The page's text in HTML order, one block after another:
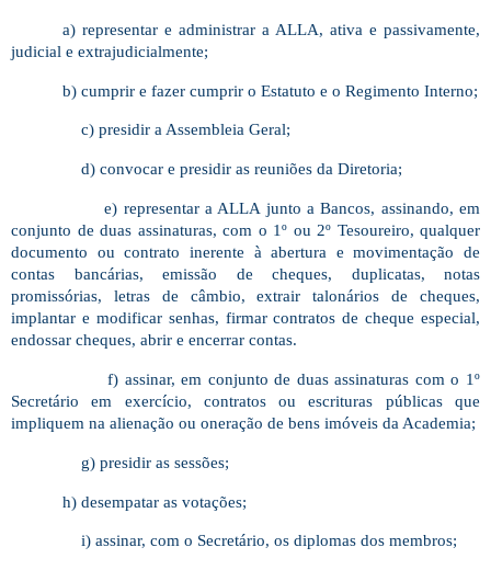
a) representar e administrar a ALLA, ativa e passivamente,
judicial e extrajudicialmente;
b) cumprir e fazer cumprir o Estatuto e o Regimento Interno;
c) presidir a Assembleia Geral;
d) convocar e presidir as reuniões da Diretoria;
e) representar a ALLA junto a Bancos, assinando, em
conjunto de duas assinaturas, com o 1º ou 2º Tesoureiro, qualquer
documento ou contrato inerente à abertura e movimentação de
contas bancárias, emissão de cheques, duplicatas, notas
promissórias, letras de câmbio, extrair talonários de cheques,
implantar e modificar senhas, firmar contratos de cheque especial,
endossar cheques, abrir e encerrar contas.
f) assinar, em conjunto de duas assinaturas com o 1º
Secretário em exercício, contratos ou escrituras públicas que
impliquem na alienação ou oneração de bens imóveis da Academia;
g) presidir as sessões;
h) desempatar as votações;
i) assinar, com o Secretário, os diplomas dos membros;